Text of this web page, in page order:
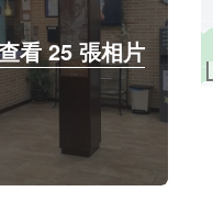
看 25 張相片